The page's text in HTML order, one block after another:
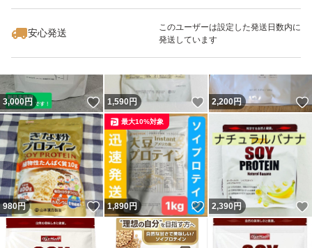
安心発送
このユーザーは設定した発送日数内に
発送しています
3,000円 いいね！
1,590円 いいね！
2,200円
980円 いいね！
1,890円 いいね！
最大10%対象
2,390円